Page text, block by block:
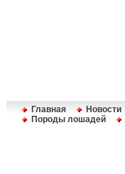
Главная
Новости
Породы лошадей